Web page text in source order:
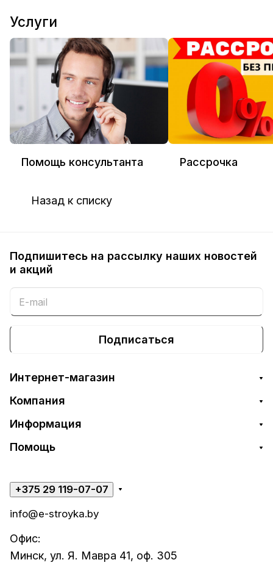
Услуги
Помощь консультанта Рассрочка
Назад к списку
Подпишитесь на рассылку наших новостей
и акций
Подписаться
Интернет-магазин
Компания
Информация
Помощь
+375 29 119-07-07
info@e-stroyka.by
Офис:
Минск, ул. Я. Мавра 41, оф. 305